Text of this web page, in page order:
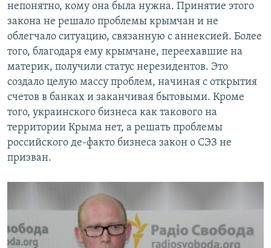
непонятно, кому она была нужна. Принятие этого
закона не решало проблемы крымчан и не
облегчало ситуацию, связанную с аннексией. Более
того, благодаря ему крымчане, переехавшие на
материк, получили статус нерезидентов. Это
создало целую массу проблем, начиная с открытия
счетов в банках и заканчивая бытовыми. Кроме
того, украинского бизнеса как такового на
территории Крыма нет, а решать проблемы
российского де-факто бизнеса закон о СЭЗ не
призван.